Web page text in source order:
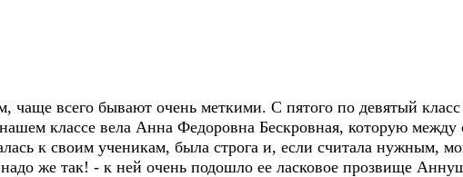
всего бывают очень меткими. С пятого по девятый класс
классе вела Анна Федоровна Бескровная, которую
к своим ученикам, была строга и, если считала нужным,
же так! - к ней очень подошло ее ласковое прозвище